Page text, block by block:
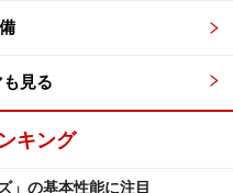
見る
キング
」の基本性能に注目